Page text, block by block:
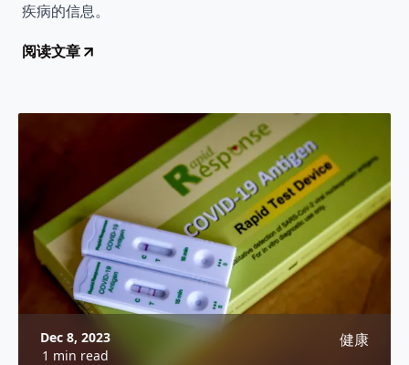
疾病的信息。
阅读文章
Dec 8, 2023
1 min read
健康